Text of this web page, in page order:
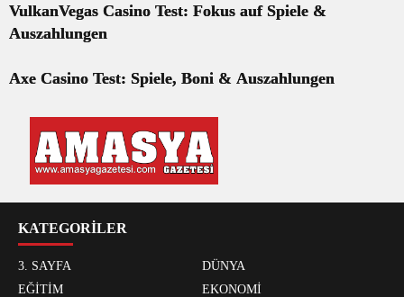
VulkanVegas Casino Test: Fokus auf Spiele &
Auszahlungen
Axe Casino Test: Spiele, Boni & Auszahlungen
KATEGORİLER
3. SAYFA
DÜNYA
EĞİTİM
EKONOMİ